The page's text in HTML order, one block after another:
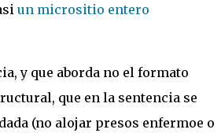
un micrositio entero
y que aborda no el formato
que en la sentencia se
(no alojar presos enfermoe o